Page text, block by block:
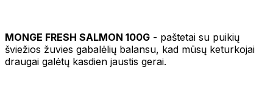
MONGE FRESH SALMON 100G - paštetai su puikių
šviežios žuvies gabalėlių balansu, kad mūsų keturkojai
draugai galėtų kasdien jaustis gerai.